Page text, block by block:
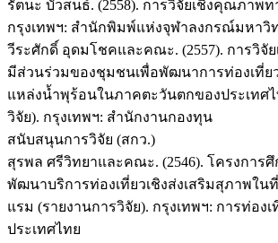
รัตนะ บัวสนธ์. (2558). การวิจัยเชิงคุณภาพท
กรุงเทพฯ: สำนักพิมพ์แห่งจุฬาลงกรณ์มหาวิ
วีระศักดิ์ อุดมโชคและคณะ. (2557). การวิจั
มีส่วนร่วมของชุมชนเพื่อพัฒนาการท่องเที่ย
แหล่งน้ำพุร้อนในภาคตะวันตกของประเทศไ
วิจัย). กรุงเทพฯ: สํานักงานกองทุน
สนับสนุนการวิจัย (สกว.)
สุรพล ศรีวิทยาและคณะ. (2546). โครงการ
พัฒนาบริการท่องเที่ยวเชิงส่งเสริมสุภาพใน
แรม (รายงานการวิจัย). กรุงเทพฯ: การท่องเ
ประเทศไทย